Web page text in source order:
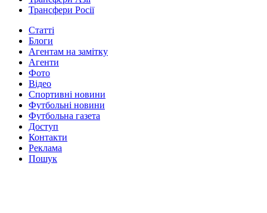
Трансфери Росії
Статті
Блоги
Агентам на замітку
Агенти
Фото
Відео
Спортивні новини
Футбольні новини
Футбольна газета
Доступ
Контакти
Реклама
Пошук